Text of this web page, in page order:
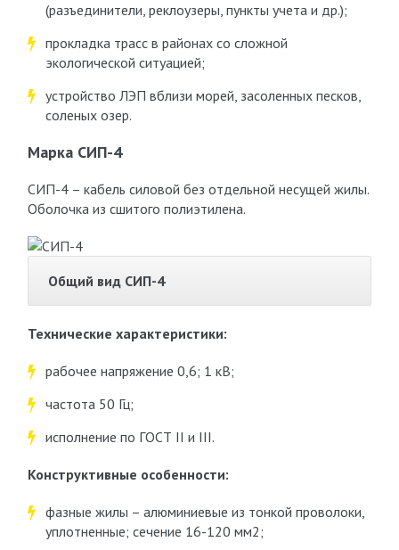
(разъединители, реклоузеры, пункты учета и др.);
прокладка трасс в районах со сложной
экологической ситуацией;
устройство ЛЭП вблизи морей, засоленных песков,
соленых озер.
Марка СИП-4
СИП-4 – кабель силовой без отдельной несущей жилы.
Оболочка из сшитого полиэтилена.
Общий вид СИП-4
Технические характеристики:
рабочее напряжение 0,6; 1 кВ;
частота 50 Гц;
исполнение по ГОСТ II и III.
Конструктивные особенности:
фазные жилы – алюминиевые из тонкой проволоки,
уплотненные; сечение 16-120 мм2;